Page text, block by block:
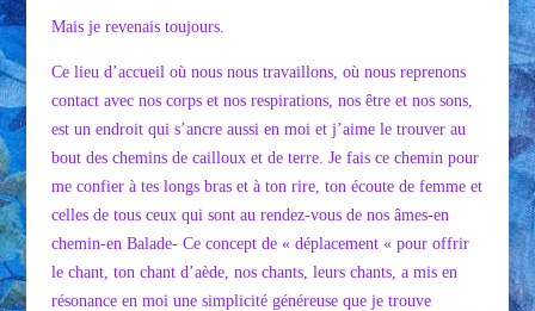
Mais je revenais toujours.
Ce lieu d’accueil où nous nous travaillons, où nous reprenons
contact avec nos corps et nos respirations, nos être et nos sons,
est un endroit qui s’ancre aussi en moi et j’aime le trouver au
bout des chemins de cailloux et de terre. Je fais ce chemin pour
me confier à tes longs bras et à ton rire, ton écoute de femme et
celles de tous ceux qui sont au rendez-vous de nos âmes-en
chemin-en Balade- Ce concept de « déplacement « pour offrir
le chant, ton chant d’aède, nos chants, leurs chants, a mis en
résonance en moi une simplicité généreuse que je trouve